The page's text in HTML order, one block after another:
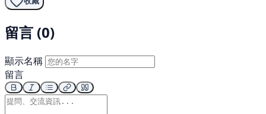
留言 (0)
顯示名稱
留言